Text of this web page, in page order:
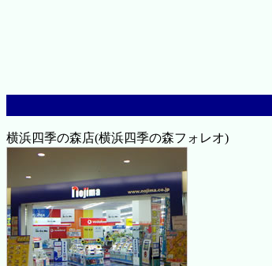
横浜四季の森店(横浜四季の森フォレオ)